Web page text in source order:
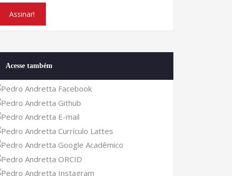
Acesse também